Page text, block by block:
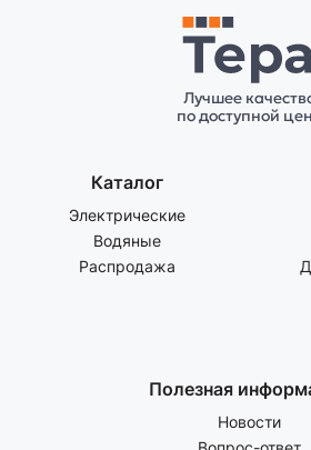
Лучшее
по доступной
Каталог
Электрические
Водяные
Распродажа
Полезная
Новости